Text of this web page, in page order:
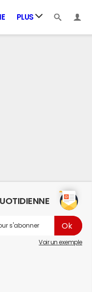
PLUS
Voir un exemple